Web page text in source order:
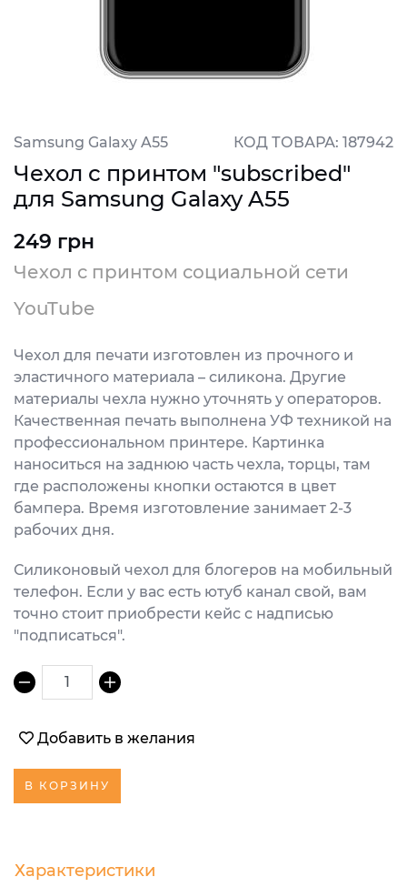
Samsung Galaxy A55 КОД ТОВАРА: 187942
Чехол с принтом "subscribed"
для Samsung Galaxy A55
249 грн
Чехол с принтом социальной сети
YouTube
Чехол для печати изготовлен из прочного и
эластичного материала – силикона. Другие
материалы чехла нужно уточнять у операторов.
Качественная печать выполнена УФ техникой на
профессиональном принтере. Картинка
наноситься на заднюю часть чехла, торцы, там
где расположены кнопки остаются в цвет
бампера. Время изготовление занимает 2-3
рабочих дня.
Силиконовый чехол для блогеров на мобильный
телефон. Если у вас есть ютуб канал свой, вам
точно стоит приобрести кейс с надписью
"подписаться".
1
Добавить в желания
В КОРЗИНУ
Характеристики